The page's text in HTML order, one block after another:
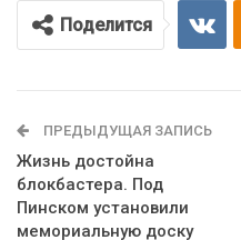
Поделится
ПРЕДЫДУЩАЯ ЗАПИСЬ
Жизнь достойна
блокбастера. Под
Пинском установили
мемориальную доску